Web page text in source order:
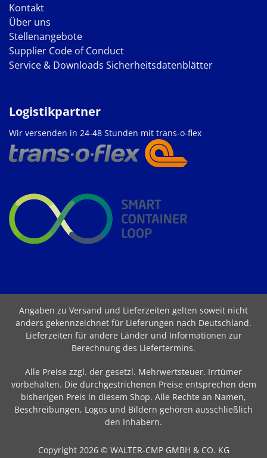
Kontakt
Über uns
Stellenangebote
Supplier Code of Conduct
Service & Downloads Sicherheitsdatenblätter
Logistikpartner
Wir versenden in 24-48 Stunden mit trans-o-flex
Angaben zu Versand und Lieferzeiten gelten soweit nicht
anders gekennzeichnet für Lieferungen nach Deutschland.
Lieferzeiten für andere Länder und Informationen zur
Berechnung des Liefertermins.
Alle Preise zzgl. der gesetzl. Mehrwertsteuer. Irrtümer
vorbehalten. Die durchgestrichenen Preise entsprechen dem
bisherigen Preis in diesem Shop. Alle Rechte an Namen,
Beschreibungen, Logos und Bildern gehören ausschließlich
den Inhabern.
Copyright 2026 © WALTER-CMP GMBH & CO. KG